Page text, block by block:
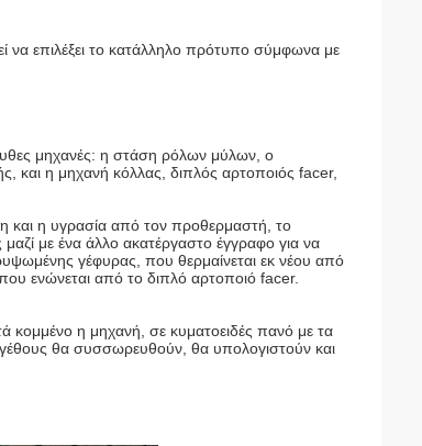
να επιλέξει το κατάλληλο πρότυπο σύμφωνα με
μηχανές: η στάση ρόλων μύλων, ο
η μηχανή κόλλας, διπλός αρτοποιός facer,
και η υγρασία από τον προθερμαστή, το
με ένα άλλο ακατέργαστο έγγραφο για να
γέφυρας, που θερμαίνεται εκ νέου από
ενώνεται από το διπλό αρτοποιό facer.
κομμένο η μηχανή, σε κυματοειδές πανό με τα
θα συσσωρευθούν, θα υπολογιστούν και